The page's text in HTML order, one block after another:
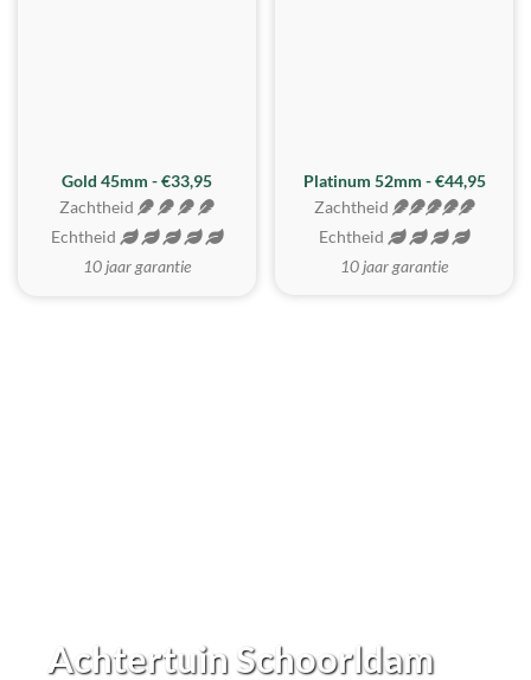
REALISTISCH
Gold 45mm - €33,95
Zachtheid
Echtheid
10 jaar garantie
ZACHTSTE
Platinum 52mm - €44,95
Zachtheid
Echtheid
10 jaar garantie
Achtertuin Schoorldam